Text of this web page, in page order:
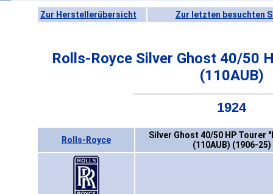
Zur Herstellerübersicht Zur letzten besuchten
Rolls-Royce Silver Ghost 40/50
(110AUB)
1924
Rolls-Royce
Silver Ghost 40/50 HP Tourer
(110AUB) (1906-25)